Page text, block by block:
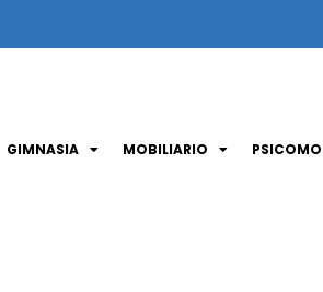
GIMNASIA MOBILIARIO